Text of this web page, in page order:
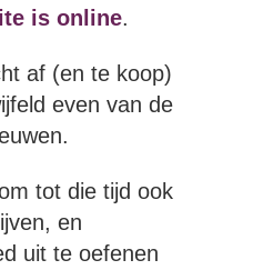
is online.
af (en te koop)
even van de
tot die tijd ook
en
uit te oefenen